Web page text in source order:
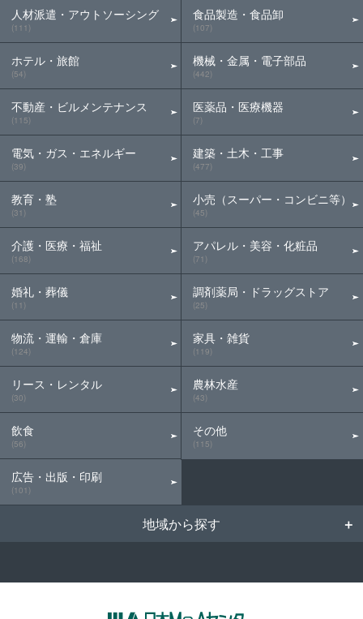
人材派遣・アウトソーシング
(111)
ホテル・旅館
(54)
不動産・ビルメンテナンス
(115)
電気・ガス・エネルギー
(39)
教育・塾
(31)
介護・医療・福祉
(168)
婚礼・葬儀
(11)
物流・運輸・倉庫
(124)
リース・レンタル
(30)
飲食
(56)
広告・出版・印刷
(101)
食品製造・食品卸
(107)
機械・金属・電子部品
(442)
医薬品・医療機器
(7)
建築・土木・工事
(477)
小売（スーパー・コンビニ等）
(45)
アパレル・美容・化粧品
(71)
調剤薬局・ドラッグストア
(25)
家具・雑貨
(119)
農林水産
(43)
その他
(115)
地域から探す